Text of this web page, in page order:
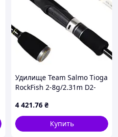
Удилище Team Salmo Tioga
RockFish 2-8g/2.31m D2-
4 421.76 ₴
Купить